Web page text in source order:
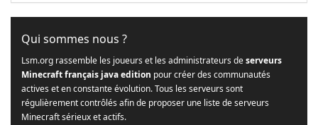
Qui sommes nous ?
Lsm.org rassemble les joueurs et les administrateurs deserveurs
Minecraft français java edition pour créer des communautés
actives et en constante évolution. Tous les serveurs sont
régulièrement contrôlés afin de proposer une liste de serveurs
Minecraft sérieux et actifs.